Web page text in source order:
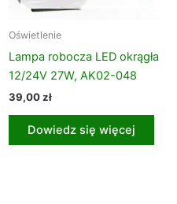
Oświetlenie
Lampa robocza LED okrągła
12/24V 27W, AK02-048
39,00zł
Dowiedz się więcej